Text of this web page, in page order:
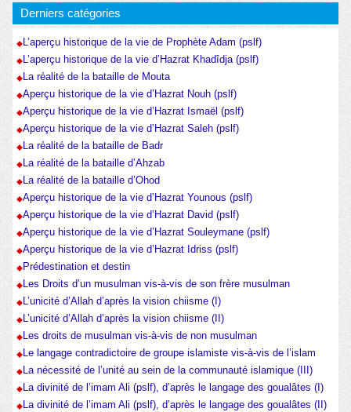
Derniers catégories
L’aperçu historique de la vie de Prophète Adam (pslf)
L’aperçu historique de la vie d’Hazrat Khadîdja (pslf)
La réalité de la bataille de Mouta
Aperçu historique de la vie d’Hazrat Nouh (pslf)
Aperçu historique de la vie d’Hazrat Ismaël (pslf)
Aperçu historique de la vie d’Hazrat Saleh (pslf)
La réalité de la bataille de Badr
La réalité de la bataille d’Ahzab
La réalité de la bataille d’Ohod
Aperçu historique de la vie d’Hazrat Younous (pslf)
Aperçu historique de la vie d’Hazrat David (pslf)
Aperçu historique de la vie d’Hazrat Souleymane (pslf)
Aperçu historique de la vie d’Hazrat Idriss (pslf)
Prédestination et destin
Les Droits d’un musulman vis-à-vis de son frère musulman
L’unicité d’Allah d’après la vision chiisme (I)
L’unicité d’Allah d’après la vision chiisme (II)
Les droits de musulman vis-à-vis de non musulman
Le langage contradictoire de groupe islamiste vis-à-vis de l’islam
La nécessité de l’unité au sein de la communauté islamique (III)
La divinité de l’imam Ali (pslf), d’après le langage des goualâtes (I)
La divinité de l’imam Ali (pslf), d’après le langage des goualâtes (II)